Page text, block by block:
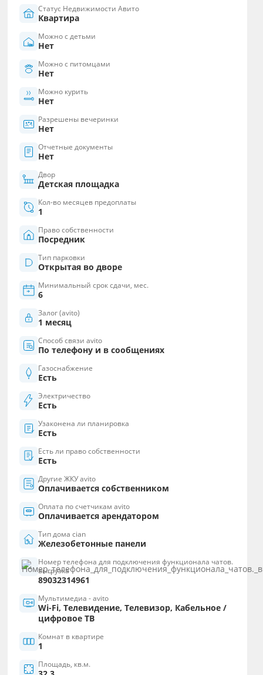
Статус Недвижимости Авито
Квартира
Можно с детьми
Нет
Можно с питомцами
Нет
Можно курить
Нет
Разрешены вечеринки
Нет
Отчетные документы
Нет
Двор
Детская площадка
Кол-во месяцев предоплаты
1
Право собственности
Посредник
Тип парковки
Открытая во дворе
Минимальный срок сдачи, мес.
6
Залог (avito)
1 месяц
Способ связи avito
По телефону и в сообщениях
Газоснабжение
Есть
Электричество
Есть
Узаконена ли планировка
Есть
Есть ли право собственности
Есть
Другие ЖКУ avito
Оплачивается собственником
Оплата по счетчикам avito
Оплачивается арендатором
Тип дома cian
Железобетонные панели
Номер телефона для подключения функционала чатов.
выгрузка
89032314961
Мультимедиа - avito
Wi-Fi, Телевидение, Телевизор, Кабельное /
цифровое ТВ
Комнат в квартире
1
Площадь, кв.м.